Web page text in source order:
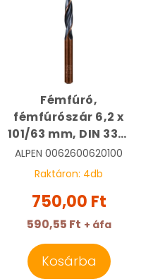
Fémfúró,
fémfúrószár 6,2 x
101/63 mm, DIN 338,
HSS, Sprint Master |
ALPEN
ALPEN 0062600620100
Raktáron: 4db
750,00 Ft
590,55 Ft + áfa
Kosárba